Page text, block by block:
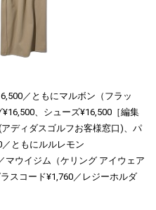
／ともにマルボン（フラッ
、シューズ¥16,500［編集
ディダスゴルフお客様窓口)、パ
ともにルルレモン
マウイジム（ケリング アイウェア
スコード¥1,760／レジーホルダ